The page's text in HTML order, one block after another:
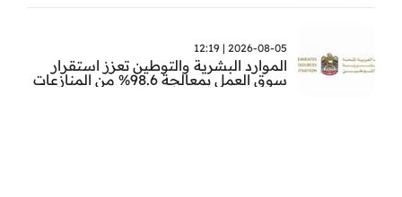
2026-08-05 | 12:19
الموارد البشرية والتوطين تعزز استقرار
سوق العمل بمعالجة 98.6% من المنازعات